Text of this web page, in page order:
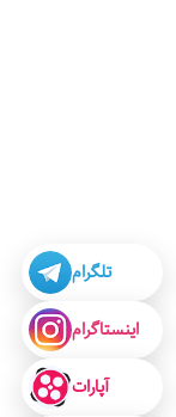
تلگرام
اینستاگرام
آپارات